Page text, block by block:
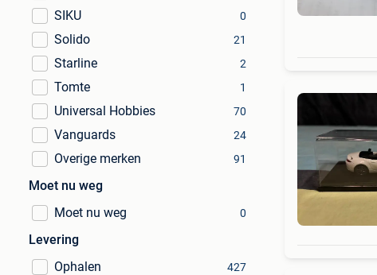
SIKU 0
Solido 21
Starline 2
Tomte 1
Universal Hobbies 70
Vanguards 24
Overige merken 91
Moet nu weg
Moet nu weg
0
Levering
Ophalen
427